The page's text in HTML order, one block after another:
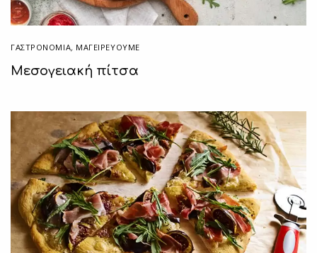
ΓΑΣΤΡΟΝΟΜΙΑ, ΜΑΓΕΙΡΕΎΟΥΜΕ
Μεσογειακή πίτσα